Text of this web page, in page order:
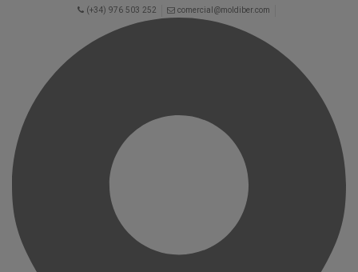
(+34) 976 503 252 comercial@moldiber.com